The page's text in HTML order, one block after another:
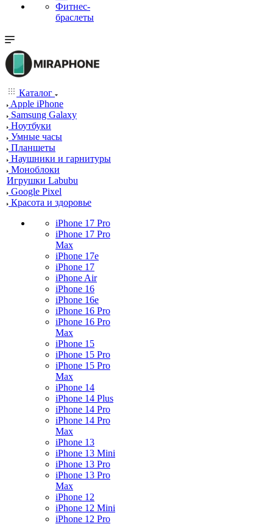
Фитнес-
браслеты
Каталог
Apple iPhone
Samsung Galaxy
Ноутбуки
Умные часы
Планшеты
Наушники и гарнитуры
Моноблоки
Игрушки Labubu
Google Pixel
Красота и здоровье
iPhone 17 Pro
iPhone 17 Pro
Max
iPhone 17e
iPhone 17
iPhone Air
iPhone 16
iPhone 16e
iPhone 16 Pro
iPhone 16 Pro
Max
iPhone 15
iPhone 15 Pro
iPhone 15 Pro
Max
iPhone 14
iPhone 14 Plus
iPhone 14 Pro
iPhone 14 Pro
Max
iPhone 13
iPhone 13 Mini
iPhone 13 Pro
iPhone 13 Pro
Max
iPhone 12
iPhone 12 Mini
iPhone 12 Pro